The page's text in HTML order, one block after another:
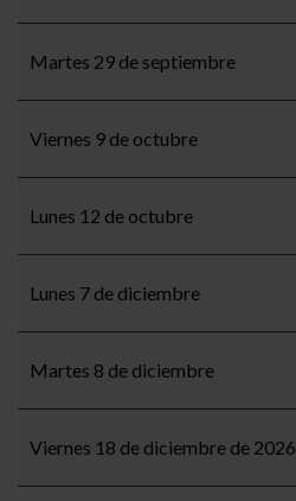
Martes 29 de septiembre
Viernes 9 de octubre
Lunes 12 de octubre
Lunes 7 de diciembre
Martes 8 de diciembre
Viernes 18 de diciembre de 2026